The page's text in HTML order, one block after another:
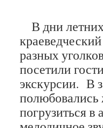
В дни
разных
посетили
экскурсии. В
полюбовались
погрузиться